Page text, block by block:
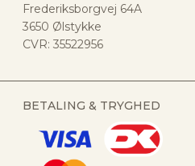
Frederiksborgvej 64A
3650 Ølstykke
CVR: 35522956
BETALING & TRYGHED